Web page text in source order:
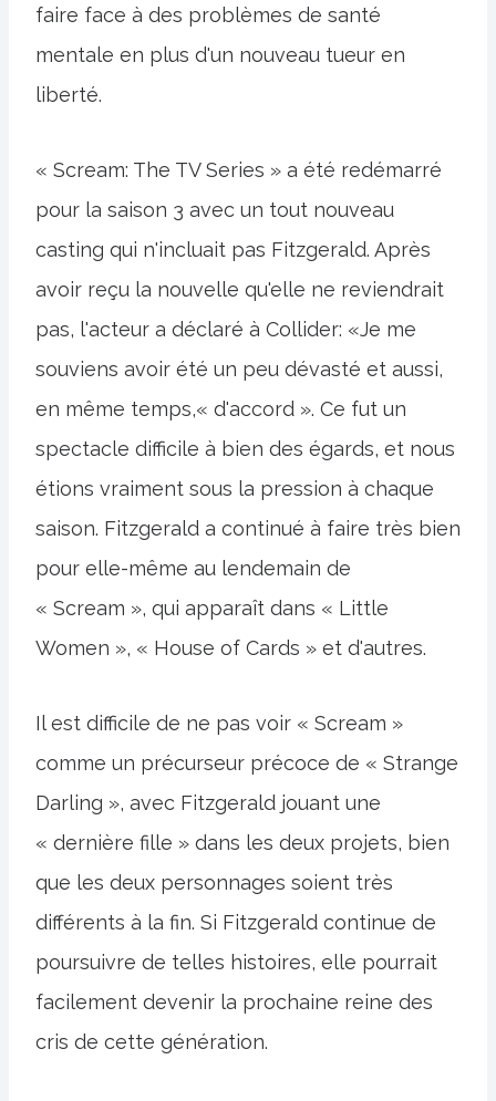
faire face à des problèmes de santé
mentale en plus d'un nouveau tueur en
liberté.
« Scream: The TV Series » a été redémarré
pour la saison 3 avec un tout nouveau
casting qui n'incluait pas Fitzgerald. Après
avoir reçu la nouvelle qu'elle ne reviendrait
pas, l'acteur a déclaré à Collider: «Je me
souviens avoir été un peu dévasté et aussi,
en même temps,« d'accord ». Ce fut un
spectacle difficile à bien des égards, et nous
étions vraiment sous la pression à chaque
saison. Fitzgerald a continué à faire très bien
pour elle-même au lendemain de
« Scream », qui apparaît dans « Little
Women », « House of Cards » et d'autres.
Il est difficile de ne pas voir « Scream »
comme un précurseur précoce de « Strange
Darling », avec Fitzgerald jouant une
« dernière fille » dans les deux projets, bien
que les deux personnages soient très
différents à la fin. Si Fitzgerald continue de
poursuivre de telles histoires, elle pourrait
facilement devenir la prochaine reine des
cris de cette génération.